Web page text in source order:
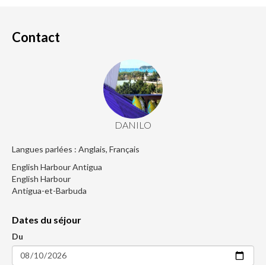
Contact
DANILO
Langues parlées : Anglais, Français
English Harbour Antigua
English Harbour
Antigua-et-Barbuda
Dates du séjour
Du